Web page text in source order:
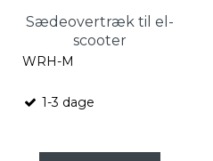
Sædeovertræk til el-
scooter
WRH-M
1-3 dage